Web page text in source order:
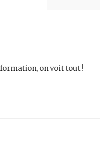
on voit tout !